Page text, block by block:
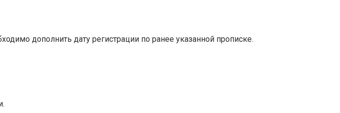
дополнить дату регистрации по ранее указанной прописке.